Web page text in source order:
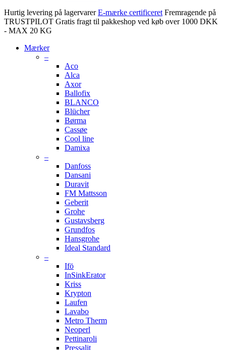
Hurtig levering på lagervarer E-mærke certificeret Fremragende på
TRUSTPILOT Gratis fragt til pakkeshop ved køb over 1000 DKK
- MAX 20 KG
Mærker
–
Aco
Alca
Axor
Ballofix
BLANCO
Blücher
Børma
Cassøe
Cool line
Damixa
–
Danfoss
Dansani
Duravit
FM Mattsson
Geberit
Grohe
Gustavsberg
Grundfos
Hansgrohe
Ideal Standard
–
Ifö
InSinkErator
Kriss
Krypton
Laufen
Lavabo
Metro Therm
Neoperl
Pettinaroli
Pressalit